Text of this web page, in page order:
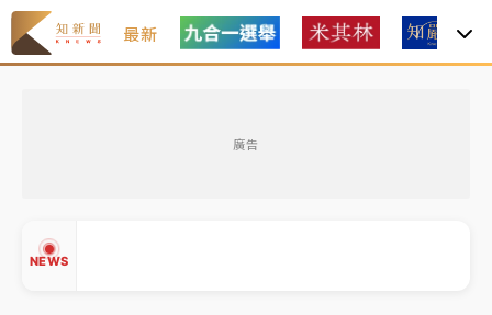
最新
廣告
NEWS
中信慈善基金會想增加董事人數！辜仲諒向法院聲請遭
駁 理由曝光